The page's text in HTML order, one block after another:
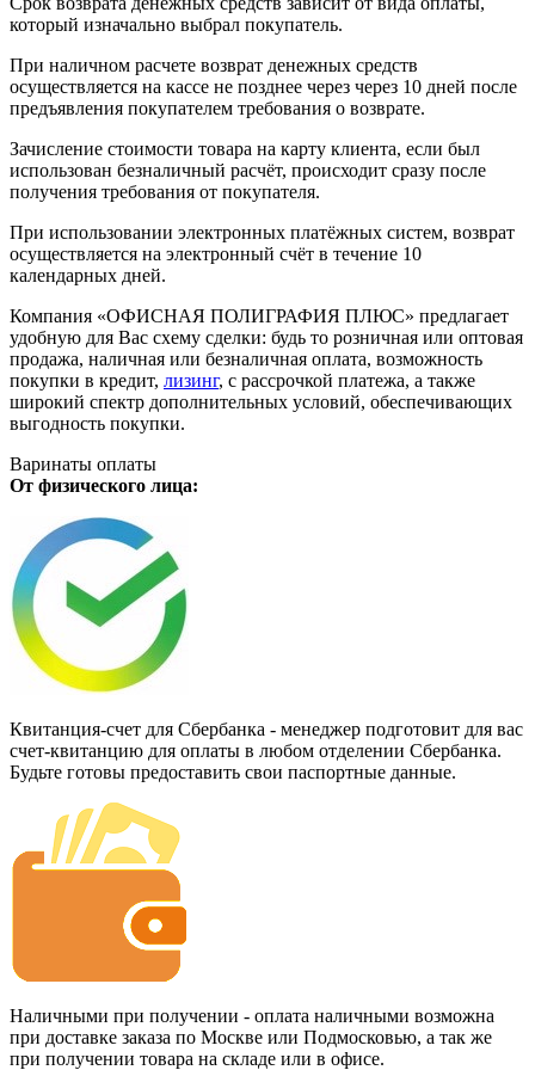
который изначально выбрал покупатель.
При наличном расчете возврат денежных средств
осуществляется на кассе не позднее через через 10 дней после
предъявления покупателем требования о возврате.
Зачисление стоимости товара на карту клиента, если был
использован безналичный расчёт, происходит сразу после
получения требования от покупателя.
При использовании электронных платёжных систем, возврат
осуществляется на электронный счёт в течение 10
календарных дней.
Компания «ОФИСНАЯ ПОЛИГРАФИЯ ПЛЮС» предлагает
удобную для Вас схему сделки: будь то розничная или оптовая
продажа, наличная или безналичная оплата, возможность
покупки в кредит, лизинг, с рассрочкой платежа, а также
широкий спектр дополнительных условий, обеспечивающих
выгодность покупки.
Варинаты оплаты
От физического лица:
Квитанция-счет для Сбербанка - менеджер подготовит для вас
счет-квитанцию для оплаты в любом отделении Сбербанка.
Будьте готовы предоставить свои паспортные данные.
Наличными при получении - оплата наличными возможна
при доставке заказа по Москве или Подмосковью, а так же
при получении товара на складе или в офисе.